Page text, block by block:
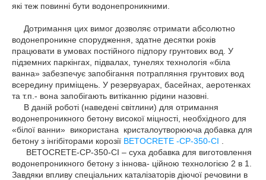
які теж повинні бути водонепроникними.
Дотримання цих вимог дозволяє отримати абсолютно
водонепроникне спорудження, здатне десятки років
працювати в умовах постійного підпору грунтових вод. У
підземних паркінгах, підвалах, тунелях технологія «біла
ванна» забезпечує запобігання потрапляння грунтових вод
всередину приміщень. У резервуарах, басейнах, аеротенках
та т.п.- вона запобігають витіканню рідини назовні.
В даній роботі (наведені світлини) для отримання
водонепроникного бетону високої міцності, необхідного для
«білої ванни» використана кристалоутворююча добавка для
бетону з інгібіторами корозії BETOCRETE -CP-350-CI
BETOCRETE-CP-350-CI – суха добавка для виготовлення
водонепроникного бетону з іннова- ційною технологією 2 в 1.
Завдяки впливу спеціальних каталізаторів діючої речовини в